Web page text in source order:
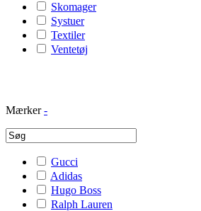
Skomager
Systuer
Textiler
Ventetøj
Mærker -
Gucci
Adidas
Hugo Boss
Ralph Lauren